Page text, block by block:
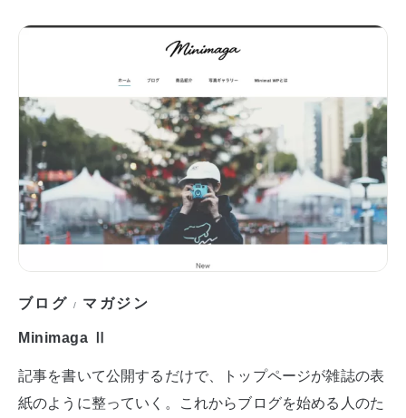
ブログ / マガジン
Minimaga Ⅱ
記事を書いて公開するだけで、トップページが雑誌の表
紙のように整っていく。これからブログを始める人のた